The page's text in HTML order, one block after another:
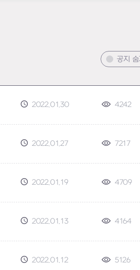
공지 숨
2022.01.30 4242
2022.01.27 7217
2022.01.19 4709
2022.01.13 4164
2022.01.12 5126